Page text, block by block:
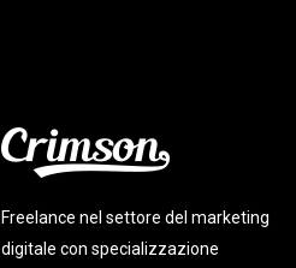
Freelance nel settore del marketing
digitale con specializzazione